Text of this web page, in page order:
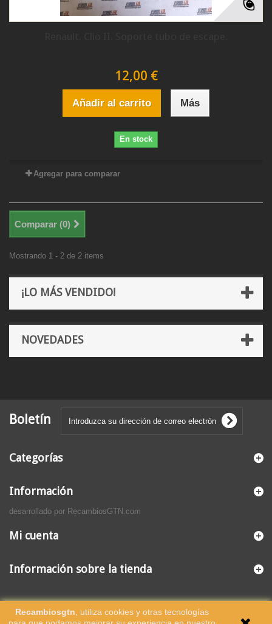
12,00 €
Añadir al carrito Más
En stock
Agregar para comparar
Comparar (0)
Mostrando 1 - 2 de 2 items
¡LO MÁS VENDIDO!
NOVEDADES
Boletín
Categorías
Información
desarrollado por RecambiosGTN.com
Mi cuenta
Información sobre la tienda
Recambiosgtn , utiliza cookies y otras tecnologías